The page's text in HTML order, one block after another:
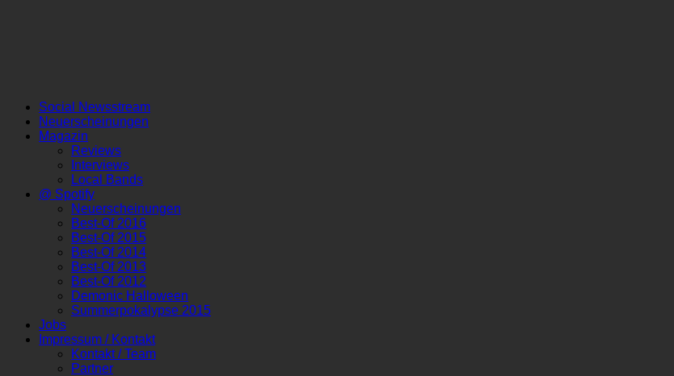
Social Newsstream
Neuerscheinungen
Magazin
Reviews
Interviews
Local Bands
@ Spotify
Neuerscheinungen
Best-Of 2016
Best-Of 2015
Best-Of 2014
Best-Of 2013
Best-Of 2012
Demonic Halloween
Summerpokalypse 2015
Jobs
Impressum / Kontakt
Kontakt / Team
Partner